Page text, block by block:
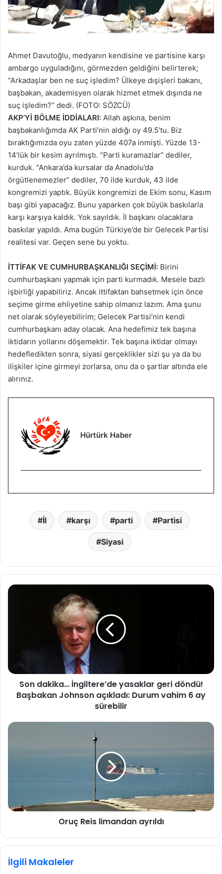
Ahmet Davutoğlu, medyanın kendisine ve partisine karşı
ambargo uyguladığını, görmezden geldiğini belirterek;
“Arkadaşlar ben ne suç işledim? Ülkeye dışişleri bakanı,
başbakan, akademisyen olarak hizmet etmek dışında ne
suç işledim?” dedi. (FOTO: SÖZCÜ)
AKP’Yİ BÖLME İDDİALARI: Allah aşkına, benim
başbakanlığımda AK Parti’nin aldığı oy 49.5’tu. Biz
bıraktığımızda oyu zaten yüzde 407a inmişti. Yüzde 13-
14’lük bir kesim ayrılmıştı. “Parti kuramazlar” dediler,
kurduk. “Ankara’da kursalar da Anadolu’da
örgütlenemezler” dediler, 70 ilde kurduk, 43 ilde
kongremizi yaptık. Büyük kongremizi de Ekim sonu, Kasım
başı gibi yapacağız. Bunu yaparken çok büyük baskılarla
karşı karşıya kaldık. Yok sayıldık. İl başkanı olacaklara
baskılar yapıldı. Ama bugün Türkiye’de bir Gelecek Partisi
realitesi var. Geçen sene bu yoktu.
İTTİFAK VE CUMHURBAŞKANLIĞI SEÇİMİ: Birini
cumhurbaşkanı yapmak için parti kurmadık. Mesele bazlı
işbirliği yapabiliriz. Ancak ittifaktan bahsetmek için önce
seçime girme ehliyetine sahip olmanız lazım. Ama şunu
net olarak söyleyebilirim; Gelecek Partisi’nin kendi
cumhurbaşkanı aday olacak. Ana hedefimiz tek başına
iktidarın yollarını döşemektir. Tek başına iktidar olmayı
hedefledikten sonra, siyasi gerçeklikler sizi şu ya da bu
ilişkiler içine girmeyi zorlarsa, onu da o şartlar altında ele
alırınız.
Hürtürk Haber
İl karşı parti Partisi
Siyasi
S
a
i
e
s
k
Son dakika… İngiltere’de yasaklar geri döndü!
Başbakan Johnson açıkladı: Durum vahim 6 ay
sürebilir
O
l
Oruç Reis limandan ayrıldı
İlgili Makaleler